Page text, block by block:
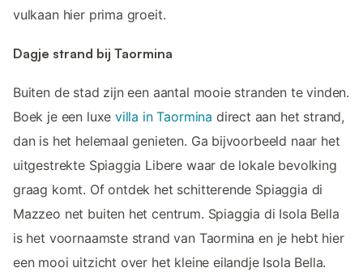
vulkaan hier prima groeit.
Dagje strand bij Taormina
Buiten de stad zijn een aantal mooie stranden te vinden.
Boek je een luxevilla in Taormina direct aan het strand,
dan is het helemaal genieten. Ga bijvoorbeeld naar het
uitgestrekte Spiaggia Libere waar de lokale bevolking
graag komt. Of ontdek het schitterende Spiaggia di
Mazzeo net buiten het centrum. Spiaggia di Isola Bella
is het voornaamste strand van Taormina en je hebt hier
een mooi uitzicht over het kleine eilandje Isola Bella.